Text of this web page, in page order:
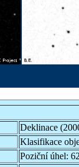
Deklinace
Klasifikace
Poziční úhel: